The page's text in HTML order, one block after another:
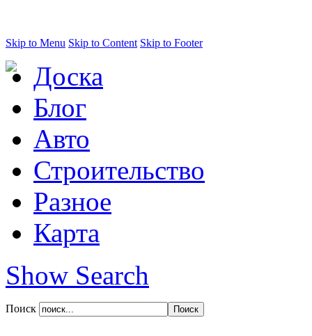
Skip to Menu Skip to Content Skip to Footer
Доска
Блог
Авто
Строительство
Разное
Карта
Show Search
Поиск